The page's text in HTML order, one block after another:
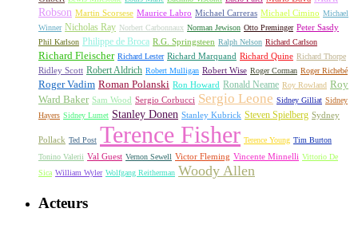
Robson Martin Scorsese Maurice Labro Michael Carreras Michael Cimino Michael
Winner Nicholas Ray Norbert Carbonnaux Norman Jewison Otto Preminger Peter Sasdy
Phil Karlson Philippe de Broca R.G. Springsteen Ralph Nelson Richard Carlson
Richard Fleischer Richard Lester Richard Marquand Richard Quine Richard Thorpe
Ridley Scott Robert Aldrich Robert Mulligan Robert Wise Roger Corman Roger Richebé
Roger Vadim Roman Polanski Ron Howard Ronald Neame Roy Rowland Roy
Ward Baker Sam Wood Sergio Corbucci Sergio Leone Sidney Gilliat Sidney
Hayers Sidney Lumet Stanley Donen Stanley Kubrick Steven Spielberg Sydney
Pollack Ted Post Terence Fisher Terence Young Tim Burton
Tonino Valerii Val Guest Vernon Sewell Victor Fleming Vincente Minnelli Vittorio De
Sica William Wyler Wolfgang Reitherman Woody Allen
Acteurs